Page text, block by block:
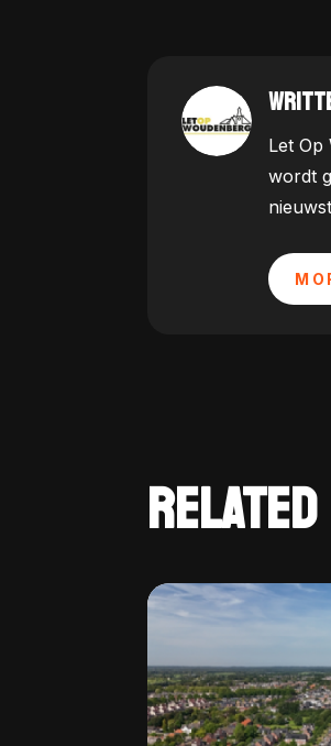
Let Op
wordt